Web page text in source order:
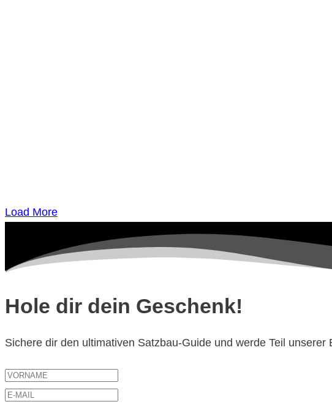
Load More
Hole dir dein Geschenk!
Sichere dir den ultimativen Satzbau-Guide und werde Teil